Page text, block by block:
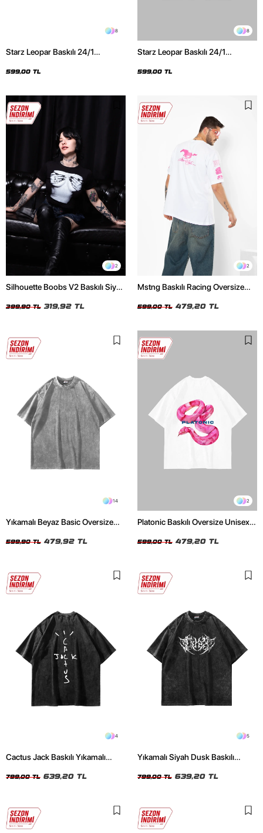
8
Starz Leopar Baskılı 24/1
599,00 TL
8
Starz Leopar Baskılı 24/1
599,00 TL
2
Silhouette Boobs V2 Baskılı Siyah
399,90 TL 319,92 TL
2
Mstng Baskılı Racing Oversize
599,00 TL 479,20 TL
14
Yıkamalı Beyaz Basic Oversize
599,90 TL 479,92 TL
2
Platonic Baskılı Oversize Unisex
599,00 TL 479,20 TL
4
Cactus Jack Baskılı Yıkamalı
799,00 TL 639,20 TL
5
Yıkamalı Siyah Dusk Baskılı
799,00 TL 639,20 TL